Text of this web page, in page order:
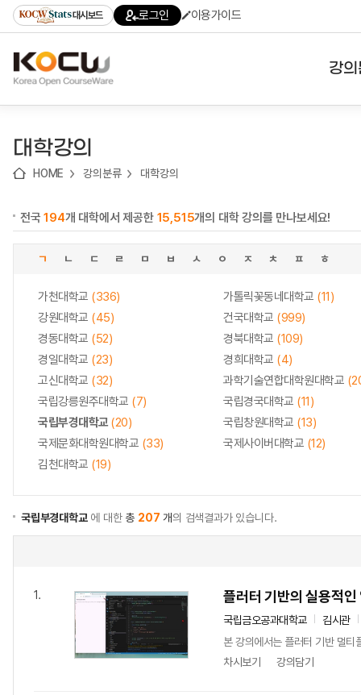
기
기
기
content)
가
대시보드 로그인 이용가이드
강
대학강의
HOME 강의분류 대학강의
전국194개 대학에서 제공한 15,515개의 대학 강의를 만나보세요!
ㄱ ㄴ ㄷ ㄹ ㅁ ㅂ ㅅ ㅇ ㅈ ㅊ ㅍ ㅎ
가천대학교 (336) 가톨릭꽃동네대학교 (11)
강원대학교 (45) 건국대학교 (999)
경동대학교 (52) 경북대학교 (109)
경일대학교 (23) 경희대학교 (4)
고신대학교 (32) 과학기술연합대학원대학교
국립강릉원주대학교 (7) 국립경국대학교 (11)
국립부경대학교(20) 국립창원대학교 (13)
국제문화대학원대학교 (33) 국제사이버대학교 (12)
김천대학교 (19)
국립부경대학교에 대한총 207 개의 검색결과가 있습니다.
1. 플러터 기반의 실용적인
국립금오공과대학교
김시관
본 강의에서는 플러터 기반 멀티
차시보기
강의담기